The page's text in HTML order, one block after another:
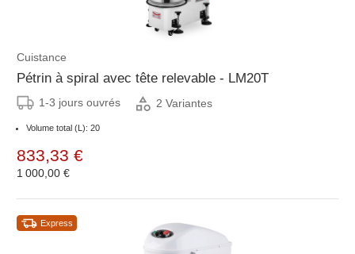
Cuistance
Pétrin à spiral avec tête relevable - LM20T
1-3 jours ouvrés 2 Variantes
Volume total (L): 20
833,33 €
1 000,00 €
Express